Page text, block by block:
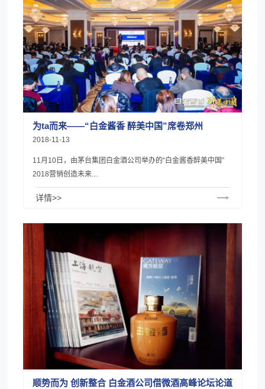
为ta而来——“白金酱香 醉美中国”席卷郑州
2018-11-13
11月10日，由茅台集团白金酒公司举办的“白金酱香醉美中国”
2018营销创造未来...
详情>>
顺势而为 创新整合 白金酒公司借微酒高峰论坛论道